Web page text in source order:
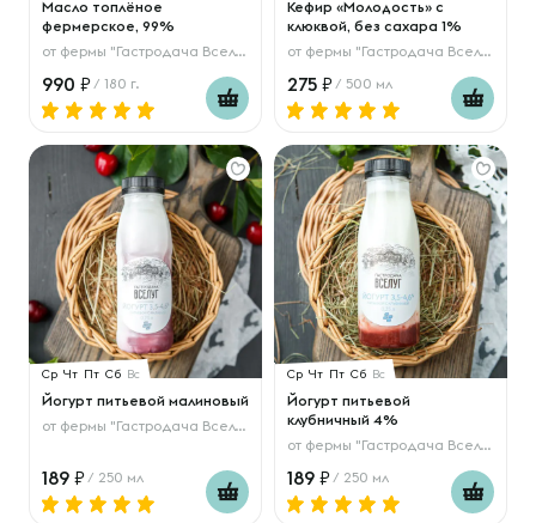
Масло топлёное
фермерское, 99%
от фермы "Гастродача Вселуг"
990 / 180 г.
Кефир «Молодость» с
клюквой, без сахара 1%
от фермы "Гастродача Вселуг"
275 / 500 мл
Ср Чт Пт Сб Вс
Йогурт питьевой малиновый
от фермы "Гастродача Вселуг"
189 / 250 мл
Ср Чт Пт Сб Вс
Йогурт питьевой
клубничный 4%
от фермы "Гастродача Вселуг"
189 / 250 мл